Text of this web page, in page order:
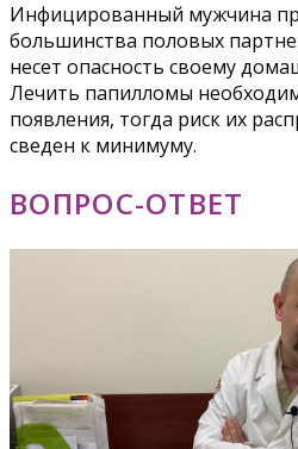
Инфицированный мужчина
большинства половых
несет опасность своему
Лечить папилломы
появления, тогда риск их
сведен к минимуму.
ВОПРОС-ОТВЕТ